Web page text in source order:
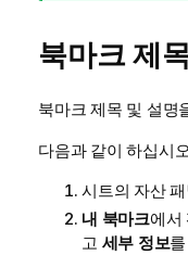
북마크 제
북마크 제목 및 설명
다음과 같이 하십시
시트의 자산
내 북마크에서
고 세부 정보